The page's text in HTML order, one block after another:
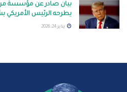
بيان صادر عن مؤسسة
يطرحه الرئيس الأمريكي
يناير 24, 2026